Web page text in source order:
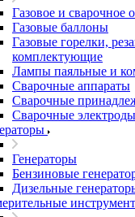
Газовое и сварочное
Газовые баллоны
Газовые горелки,
комплектующие
Лампы паяльные и
Сварочные аппараты
Сварочные
Сварочные
Генераторы
Бензиновые
Дизельные